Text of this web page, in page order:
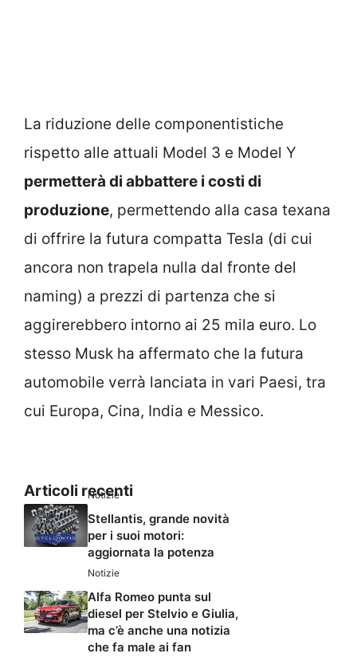
La riduzione delle componentistiche
rispetto alle attuali Model 3 e Model Y
permetterà di abbattere i costi di
produzione, permettendo alla casa texana
di offrire la futura compatta Tesla (di cui
ancora non trapela nulla dal fronte del
naming) a prezzi di partenza che si
aggirerebbero intorno ai 25 mila euro. Lo
stesso Musk ha affermato che la futura
automobile verrà lanciata in vari Paesi, tra
cui Europa, Cina, India e Messico.
Articoli recenti
Notizie
Stellantis, grande novità
per i suoi motori:
aggiornata la potenza
Notizie
Alfa Romeo punta sul
diesel per Stelvio e Giulia,
ma c’è anche una notizia
che fa male ai fan